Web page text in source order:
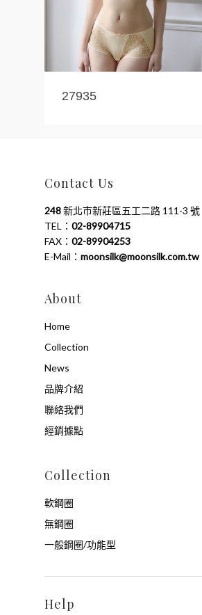
27935
Contact Us
248新北市新莊區五工二路 111-3 號
TEL： 02-89904715
FAX： 02-89904253
E-Mail： moonsilk@moonsilk.com.tw
About
Home
Collection
News
品牌介紹
聯絡我們
經銷據點
Collection
軟鋼圈
無鋼圈
一般鋼圈/功能型
Help